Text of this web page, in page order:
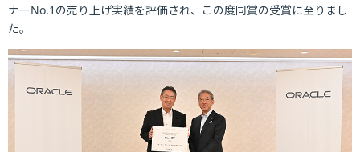
ナーNo.1の売り上げ実績を評価され、この度同賞の受賞に至りまし
た。